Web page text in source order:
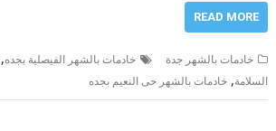
READ MORE
خادمات بالشهر جدة خادمات بالشهر الفيصلية بجده
السلامة,خادمات بالشهر حى النعيم بجده